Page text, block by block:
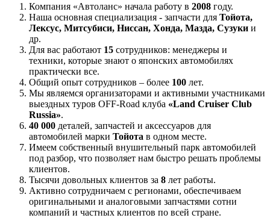
Компания «Автоланс» начала работу в 2008 году.
Наша основная специализация - запчасти для Тойота,
Лексус, Митсубиси, Ниссан, Хонда, Мазда, Сузуки и
др.
Для вас работают 15 сотрудников: менеджеры и
техники, которые знают о японских автомобилях
практически все.
Общий опыт сотрудников – более 100 лет.
Мы являемся организаторами и активными участниками
выездных туров OFF-Road клуба «Land Cruiser Club
Russia».
40 000 деталей, запчастей и аксессуаров для
автомобилей марки Тойота в одном месте.
Имеем собственный внушительный парк автомобилей
под разбор, что позволяет нам быстро решать проблемы
клиентов.
Тысячи довольных клиентов за 8 лет работы.
Активно сотрудничаем с регионами, обеспечиваем
оригинальными и аналоговыми запчастями сотни
компаний и частных клиентов по всей стране.